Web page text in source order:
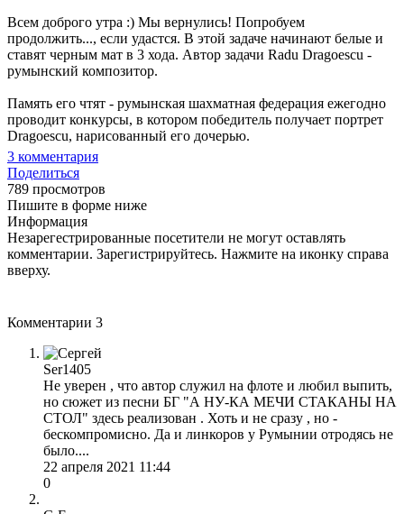
Всем доброго утра :) Мы вернулись! Попробуем
продолжить..., если удастся. В этой задаче начинают белые и
ставят черным мат в 3 хода. Автор задачи Radu Dragoescu -
румынский композитор.
Память его чтят - румынская шахматная федерация ежегодно
проводит конкурсы, в котором победитель получает портрет
Dragoescu, нарисованный его дочерью.
3 комментария
Поделиться
789 просмотров
Пишите в форме ниже
Информация
Незарегестрированные посетители не могут оставлять
комментарии. Зарегистрируйтесь. Нажмите на иконку справа
вверху.
Комментарии 3
Ser1405
Не уверен , что автор служил на флоте и любил выпить,
но сюжет из песни БГ "А НУ-КА МЕЧИ СТАКАНЫ НА
СТОЛ" здесь реализован . Хоть и не сразу , но -
бескомпромисно. Да и линкоров у Румынии отродясь не
было....
22 апреля 2021 11:44
0